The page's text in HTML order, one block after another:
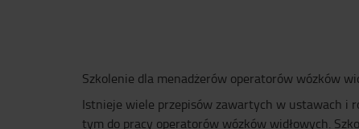
Szkolenie dla menadżerów operatorów wózków
Istnieje wiele przepisów zawartych w ustawach i
tym do pracy operatorów wózków widłowych.